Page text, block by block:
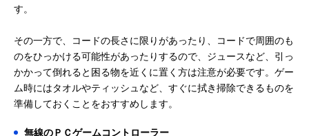
す。
その一方で、コードの長さに限りがあったり、コードで周囲のも
のをひっかける可能性があったりするので、ジュースなど、引っ
かかって倒れると困る物を近くに置く方は注意が必要です。ゲー
ム時にはタオルやティッシュなど、すぐに拭き掃除できるものを
準備しておくことをおすすめします。
無線のＰＣゲームコントローラー